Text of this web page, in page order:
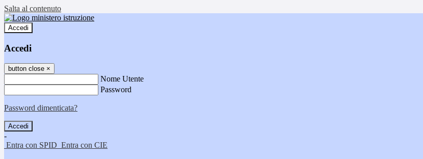
Salta al contenuto
Accedi
Accedi
button close ×
Nome Utente
Password
Password dimenticata?
-
Entra con SPID Entra con CIE